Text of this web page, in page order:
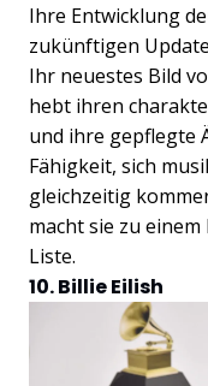
Ihre Entwicklung
zukünftigen
Ihr neuestes Bild
hebt ihren
und ihre gepflegte
Fähigkeit, sich
gleichzeitig
macht sie zu
Liste.
10. Billie Eilish